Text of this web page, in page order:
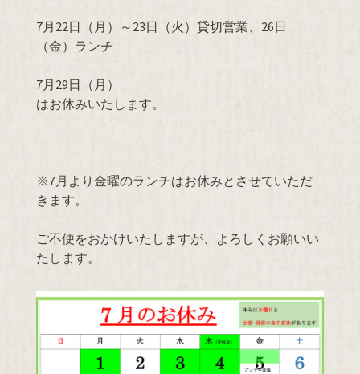
7月22日（月）～23日（火）貸切営業、26日
（金）ランチ
7月29日（月）
はお休みいたします。
※7月より金曜のランチはお休みとさせていただ
きます。
ご不便をおかけいたしますが、よろしくお願いい
たします。